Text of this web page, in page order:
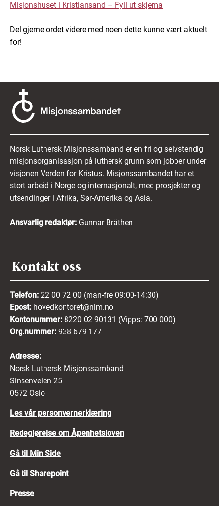
Misjonshuset i Kristiansand – Fyll ut skjema
Del gjerne ordet videre med noen dette kunne vært aktuelt
for!
Norsk Luthersk Misjonssamband er en fri og selvstendig
misjonsorganisasjon på luthersk grunn som jobber under
visjonen Verden for Kristus. Misjonssambandet har et
stort arbeid i Norge og internasjonalt, med prosjekter og
utsendinger i Afrika, Sør-Amerika og Asia.
Ansvarlig redaktør: Gunnar Bråthen
Kontakt oss
Telefon: 22 00 72 00 (man-fre 09:00-14:30)
Epost: hovedkontoret@nlm.no
Kontonummer: 8220 02 90131 (Vipps: 700 000)
Org.nummer: 938 679 177
Adresse:
Norsk Luthersk Misjonssamband
Sinsenveien 25
0572 Oslo
Les vår personvernerklæring
Redegjørelse om Åpenhetsloven
Gå til Min Side
Gå til Sharepoint
Presse